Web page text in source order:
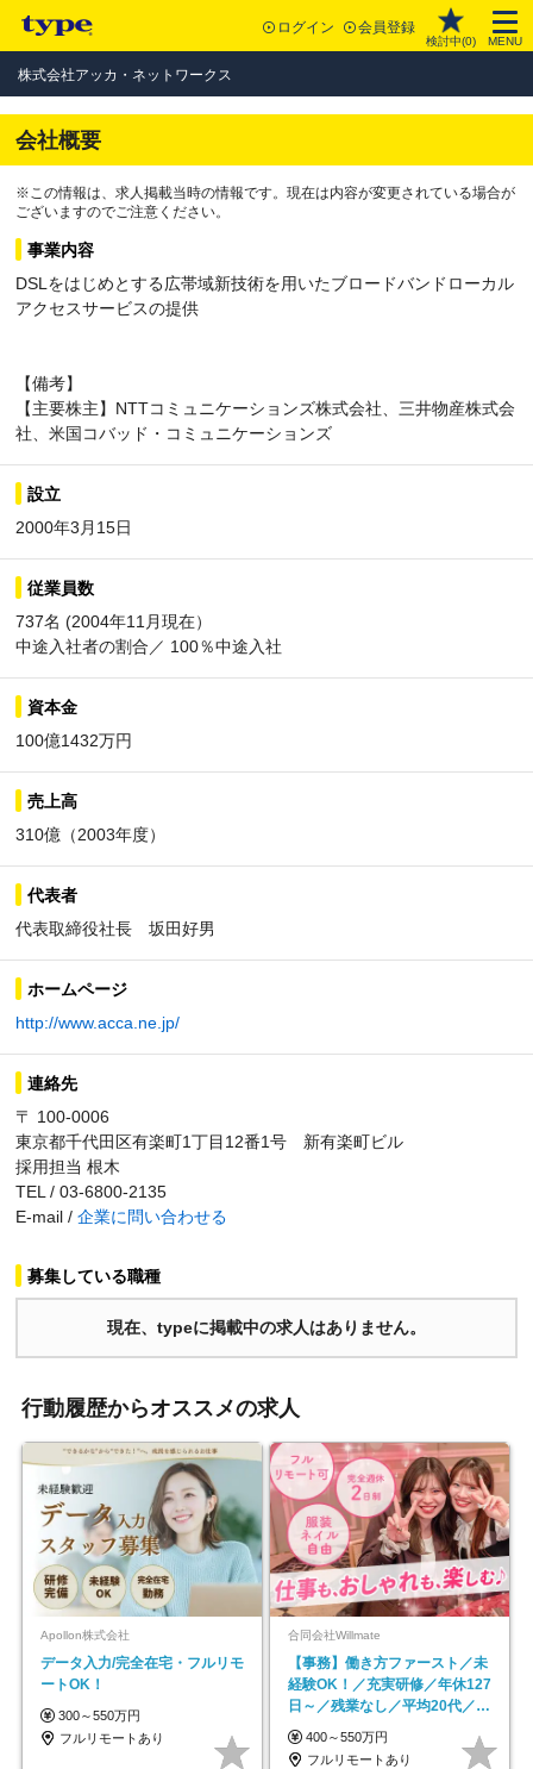
ログイン 会員登録
検討中(0) MENU
株式会社アッカ・ネットワークス
会社概要
※この情報は、求人掲載当時の情報です。現在は内容が変更されている場合が
ございますのでご注意ください。
事業内容
DSLをはじめとする広帯域新技術を用いたブロードバンドローカル
アクセスサービスの提供
【備考】
【主要株主】NTTコミュニケーションズ株式会社、三井物産株式会
社、米国コバッド・コミュニケーションズ
設立
2000年3月15日
従業員数
737名 (2004年11月現在）
中途入社者の割合／ 100％中途入社
資本金
100億1432万円
売上高
310億（2003年度）
代表者
代表取締役社長 坂田好男
ホームページ
http://www.acca.ne.jp/
連絡先
〒 100-0006
東京都千代田区有楽町1丁目12番1号 新有楽町ビル
採用担当 根木
TEL / 03-6800-2135
E-mail / 企業に問い合わせる
募集している職種
現在、typeに掲載中の求人はありません。
行動履歴からオススメの求人
Apollon株式会社
データ入力/完全在宅・フルリモ
ートOK！
300～550万円
フルリモートあり
合同会社Willmate
【事務】働き方ファースト／未
経験OK！／充実研修／年休127
日～／残業なし／平均20代／リ
モートOK
400～550万円
フルリモートあり